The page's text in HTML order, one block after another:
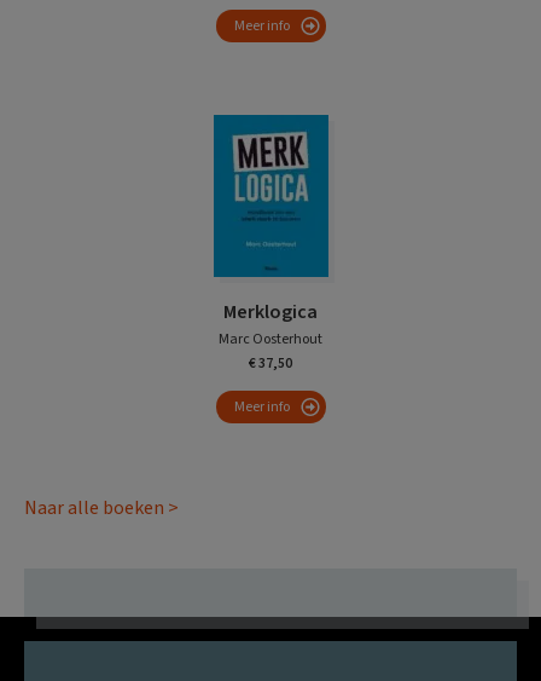
Meer info
Merklogica
Marc Oosterhout
€ 37,50
Meer info
Naar alle boeken >